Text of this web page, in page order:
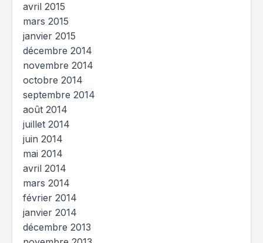
avril 2015
mars 2015
janvier 2015
décembre 2014
novembre 2014
octobre 2014
septembre 2014
août 2014
juillet 2014
juin 2014
mai 2014
avril 2014
mars 2014
février 2014
janvier 2014
décembre 2013